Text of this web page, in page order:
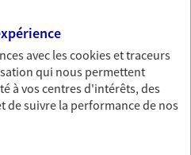
de la Vie
TARIF EN LIGNE
avec lescookies et traceurs
qui nous permettent
à vos centres d'intérêts, des
de suivre la performance de nos